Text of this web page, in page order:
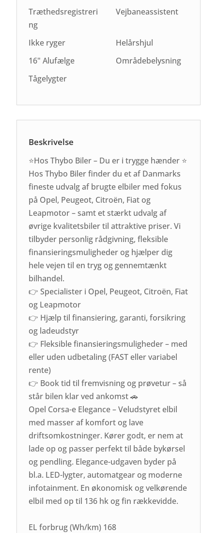
Træthedsregistreri
ng
Vejbaneassistent
Ikke ryger
Helårshjul
16" Alufælge
Områdebelysning
Tågelygter
Beskrivelse
⭐Hos Thybo Biler – Du er i trygge hænder ⭐
Hos Thybo Biler finder du et af Danmarks
fineste udvalg af brugte elbiler med fokus
på Opel, Peugeot, Citroën, Fiat og
Leapmotor – samt et stærkt udvalg af
øvrige kvalitetsbiler til attraktive priser. Vi
tilbyder personlig rådgivning, fleksible
finansieringsmuligheder og hjælper dig
hele vejen til en tryg og gennemtænkt
bilhandel.
👉 Specialister i Opel, Peugeot, Citroën, Fiat
og Leapmotor
👉 Hjælp til finansiering, garanti, forsikring
og ladeudstyr
👉 Fleksible finansieringsmuligheder – med
eller uden udbetaling (FAST eller variabel
rente)
👉 Book tid til fremvisning og prøvetur – så
står bilen klar ved ankomst 🚗
Opel Corsa-e Elegance – Veludstyret elbil
med masser af komfort og lave
driftsomkostninger. Kører godt, er nem at
lade op og passer perfekt til både bykørsel
og pendling. Elegance-udgaven byder på
bl.a. LED-lygter, automatgear og moderne
infotainment. En økonomisk og velkørende
elbil med op til 136 hk og fin rækkevidde.
EL forbrug (Wh/km) 168